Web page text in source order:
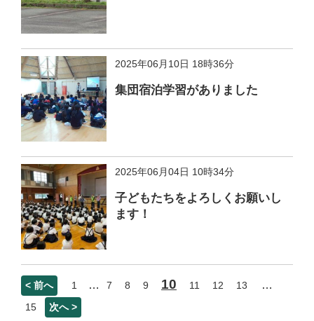
2025年06月10日 18時36分
集団宿泊学習がありました
2025年06月04日 10時34分
子どもたちをよろしくお願いし
ます！
< 前へ 1 … 7 8 9 10 11 12 13 …
15 次へ >